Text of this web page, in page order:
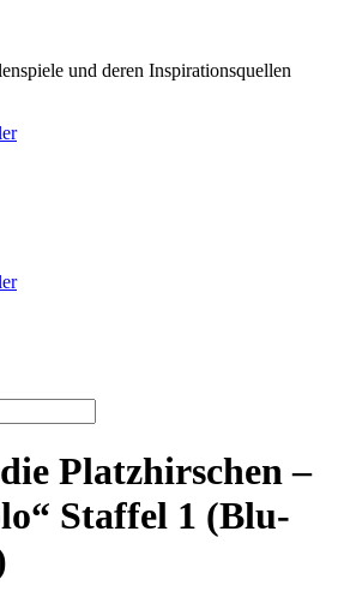
und deren Inspirationsquellen
Platzhirschen –
Staffel 1 (Blu-